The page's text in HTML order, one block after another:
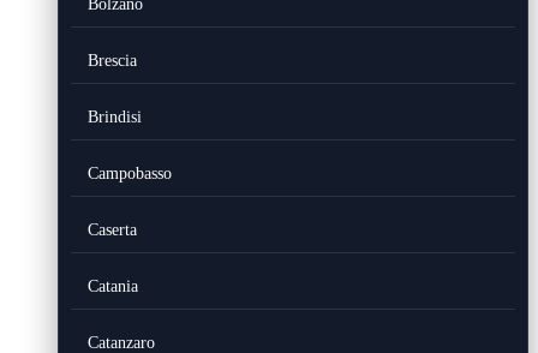
Bolzano
Brescia
Brindisi
Campobasso
Caserta
Catania
Catanzaro